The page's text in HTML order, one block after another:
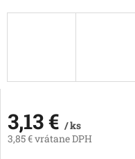
3,13 € / ks
3,85 € vrátane DPH